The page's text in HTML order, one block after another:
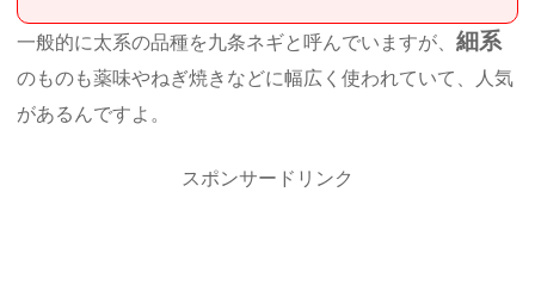
一般的に太系の品種を九条ネギと呼んでいますが、細系
のものも薬味やねぎ焼きなどに幅広く使われていて、人気
があるんですよ。
スポンサードリンク